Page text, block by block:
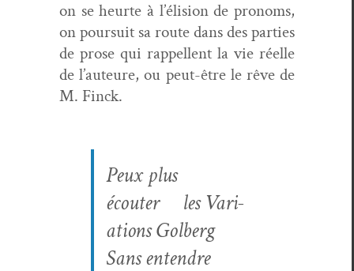
on se heurte à l’élision depronoms,
onpour­suit sa route dans des par­ties
de prose qui rap­pellent la vie réelle
de l’auteure, ou peut-être le rêve de
M. Finck.
Peux plus
écouter les Vari­
a­tionsGol­berg
Sans enten­dre